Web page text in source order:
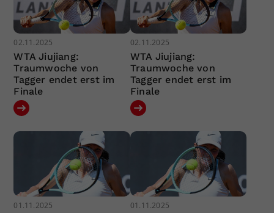
02.11.2025
WTA Jiujiang:
Traumwoche von
Tagger endet erst im
Finale
02.11.2025
WTA Jiujiang:
Traumwoche von
Tagger endet erst im
Finale
01.11.2025 01.11.2025